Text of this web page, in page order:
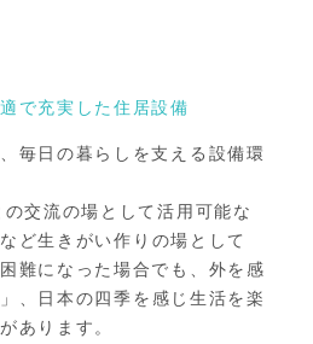
で充実した住居設備
毎日の暮らしを支える設備環
交流の場として活用可能な
ど生きがい作りの場として
難になった場合でも、外を感
、 日本の四季を感じ生活を楽
あります。